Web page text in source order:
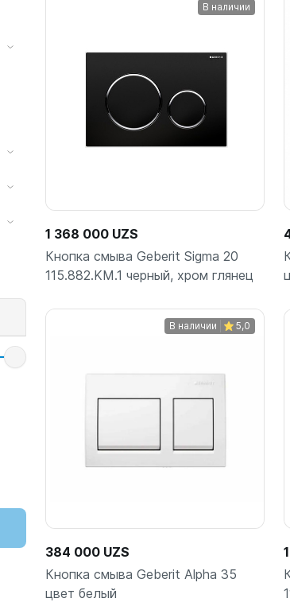
В наличии
В корзину
1 368 000 UZS
Кнопка смыва Geberit Sigma 20
115.882.KM.1 черный, хром глянец
В наличии 5,0
384 000 UZS
Кнопка смыва Geberit Alpha 35
цвет белый